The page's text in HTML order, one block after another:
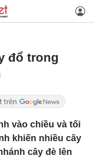
đổ trong
vào chiều và tối
khiến nhiều cây
cây đè lên